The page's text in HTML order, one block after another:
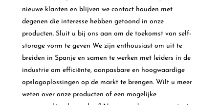
nieuwe klanten en blijven we contact houden met
degenen die interesse hebben getoond in onze
producten. Sluit u bij ons aan om de toekomst van self-
storage vorm te geven We zijn enthousiast om uit te
breiden in Spanje en samen te werken met leiders in de
industrie om efficiënte, aanpasbare en hoogwaardige
opslagoplossingen op de markt te brengen. Wilt u meer
weten over onze producten of een mogelijke